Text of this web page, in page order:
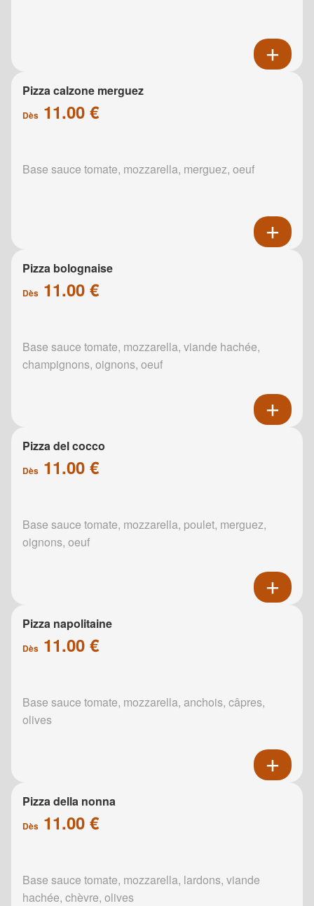
Pizza calzone merguez
Dès 11.00 €
Base sauce tomate, mozzarella, merguez, oeuf
Pizza bolognaise
Dès 11.00 €
Base sauce tomate, mozzarella, viande hachée,
champignons, oignons, oeuf
Pizza del cocco
Dès 11.00 €
Base sauce tomate, mozzarella, poulet, merguez,
oignons, oeuf
Pizza napolitaine
Dès 11.00 €
Base sauce tomate, mozzarella, anchois, câpres,
olives
Pizza della nonna
Dès 11.00 €
Base sauce tomate, mozzarella, lardons, viande
hachée, chèvre, olives